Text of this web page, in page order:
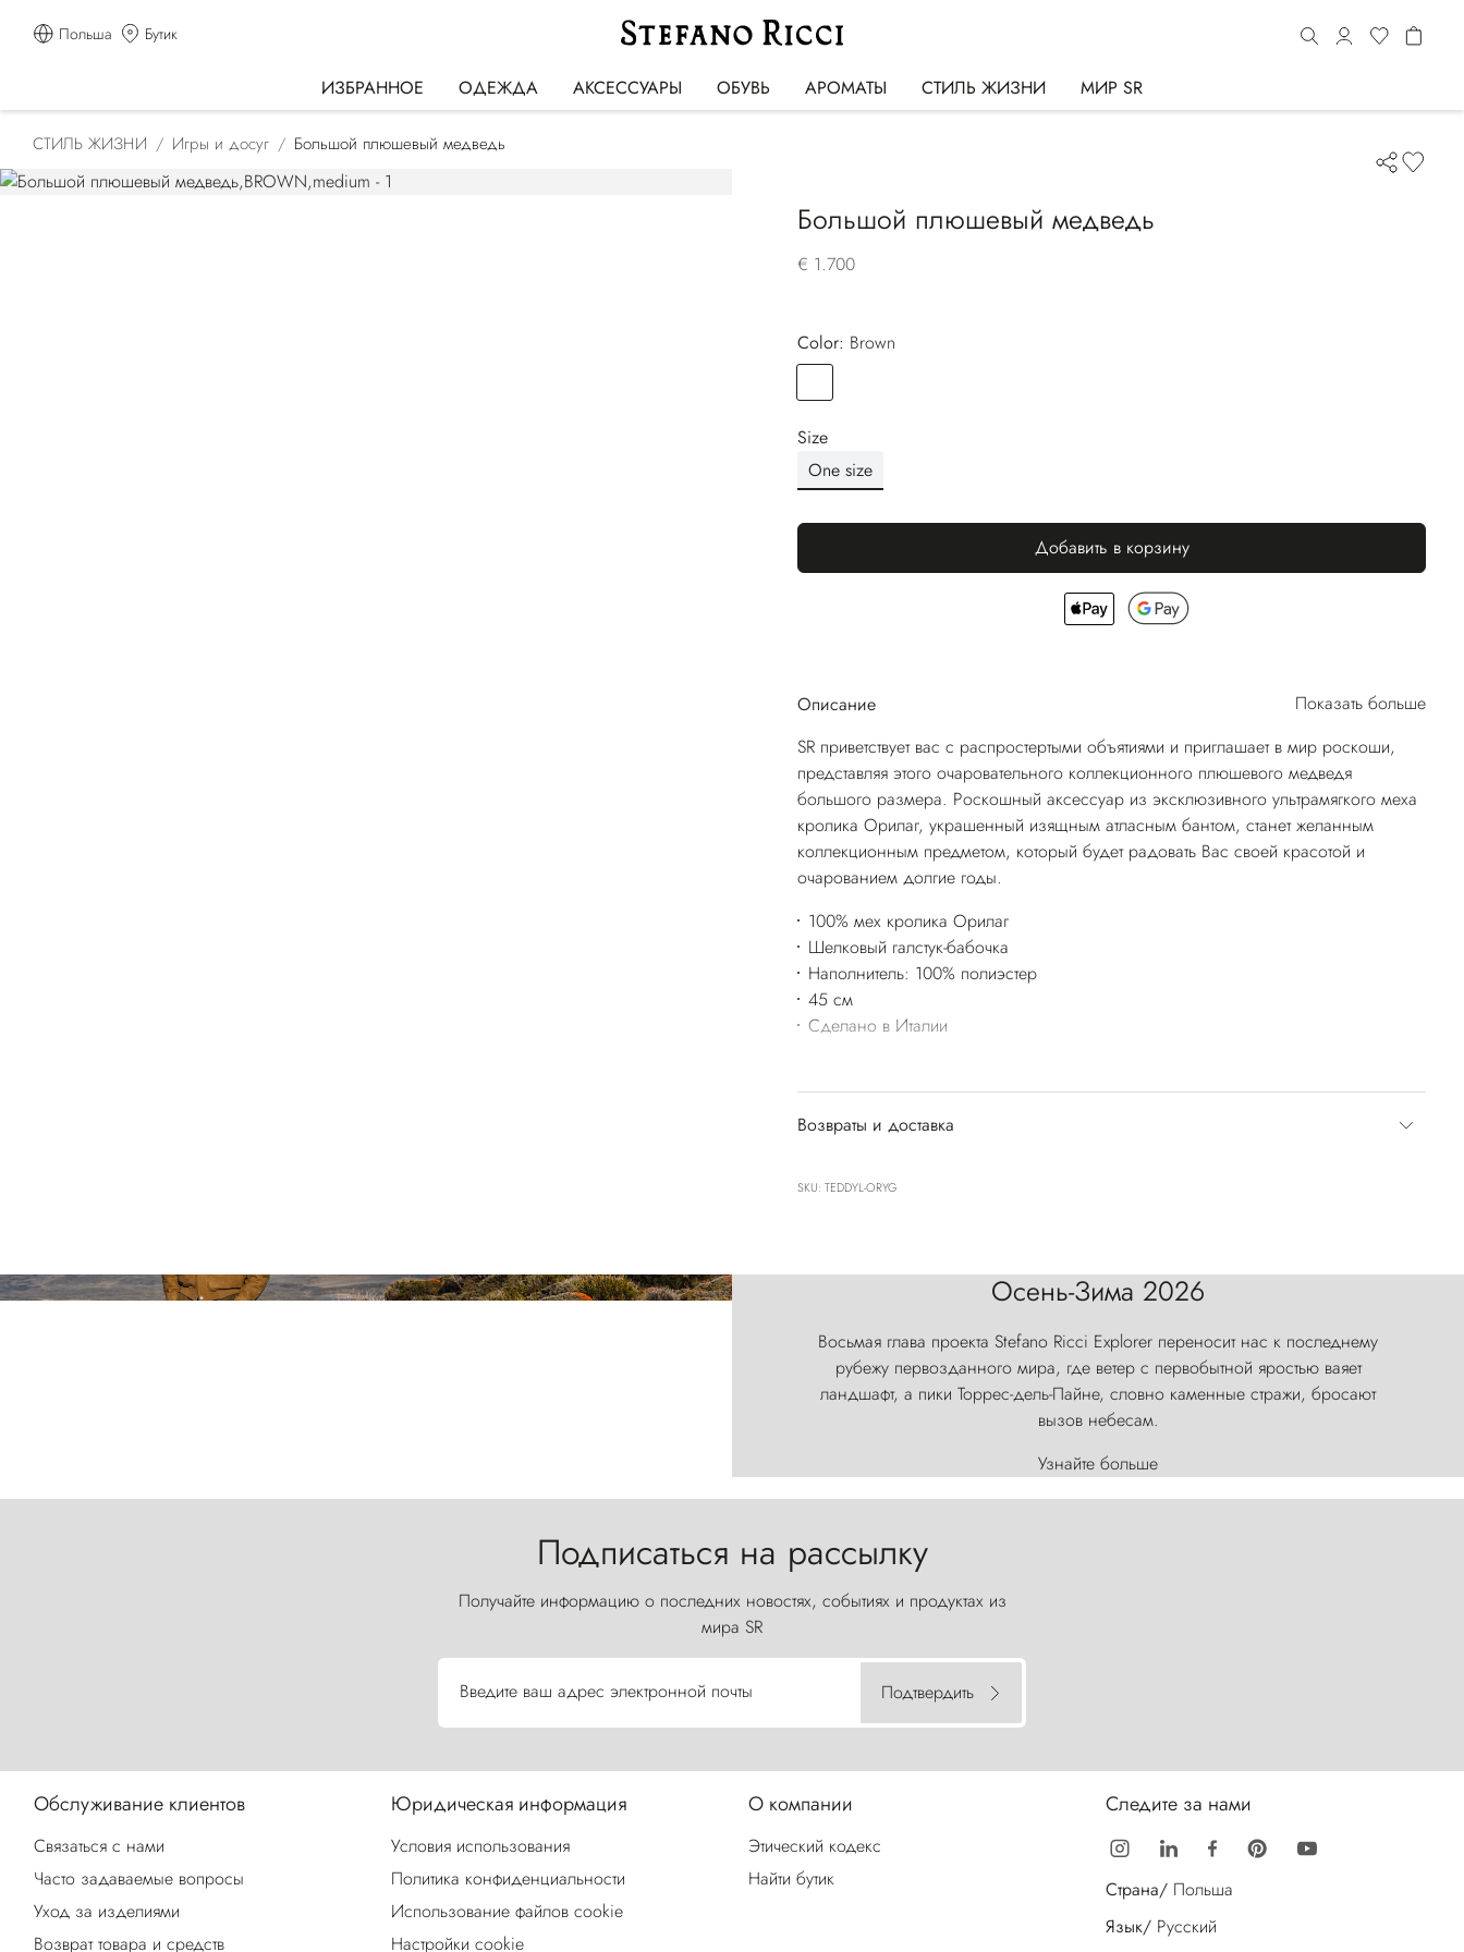
Польша Бутик
ИЗБРАННОЕ ОДЕЖДА АКСЕССУАРЫ ОБУВЬ АРОМАТЫ СТИЛЬ ЖИЗНИ МИР SR
СТИЛЬ ЖИЗНИ Игры и досуг Большой плюшевый медведь
Большой плюшевый медведь
€ 1.700
Color:
brown
Size
One size
Добавить в корзину
Описание
Показать больше
SR приветствует вас с распростертыми объятиями и приглашает в мир роскоши,
представляя этого очаровательного коллекционного плюшевого медведя
большого размера. Роскошный аксессуар из эксклюзивного ультрамягкого меха
кролика Орилаг, украшенный изящным атласным бантом, станет желанным
коллекционным предметом, который будет радовать Вас своей красотой и
очарованием долгие годы.
100% мех кролика Орилаг
Шелковый галстук-бабочка
Наполнитель: 100% полиэстер
45 см
Сделано в Италии
Возвраты и доставка
SKU: TEDDYL-ORYG
Осень-Зима 2026
Восьмая глава проекта Stefano Ricci Explorer переносит нас к последнему
рубежу первозданного мира, где ветер с первобытной яростью ваяет
ландшафт, а пики Торрес-дель-Пайне, словно каменные стражи, бросают
вызов небесам.
Узнайте больше
Подписаться на рассылку
Получайте информацию о последних новостях, событиях и продуктах из
мира SR
Введите ваш адрес электронной почты Подтвердить
Обслуживание клиентов
Связаться с нами
Часто задаваемые вопросы
Уход за изделиями
Возврат товара и средств
Юридическая информация
Условия использования
Политика конфиденциальности
Использование файлов cookie
Настройки cookie
О компании
Этический кодекс
Найти бутик
Следите за нами
Страна/ Польша
Язык/ Русский